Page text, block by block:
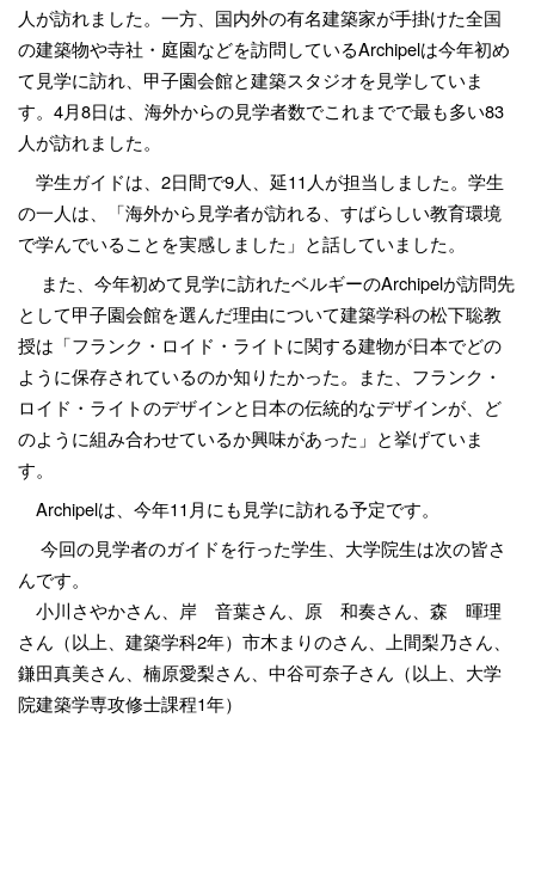
人が訪れました。 一方、国内外の有名建築家が手掛けた全国
の建築物や寺社・庭園などを訪問しているArchipelは今年初め
て見学に訪れ、甲子園会館と建築スタジオを見学していま
す。 4月8日は、海外からの見学者数でこれまでで最も多い83
人が訪れました。
学生ガイドは、 2日間で9人、延11 人が担当しました。学生
の一人は、「海外から見学者が訪れる、すばらしい教育環境
で学んでいることを実感しました」と話していました。
また、今年初めて見学に訪れたベルギーのArchipelが訪問先
として甲子園会館を選んだ理由について建築学科の松下聡教
授は「フランク・ロイド・ライトに関する建物が日本でどの
ように保存されているのか知りたかった。また、フランク・
ロイド・ライトのデザインと日本の伝統的なデザインが、ど
のように組み合わせているか興味があった」と挙げていま
す。
Archipelは、今年11 月にも見学に訪れる予定です。
今回の見学者のガイドを行った学生、大学院生は次の皆さ
んです。
小川さやかさん、岸 音葉さん、原 和奏さん、森 暉理
さん（以上、建築学科2年）市木まりのさん、上間梨乃さん、
鎌田真美さん、楠原愛梨さん、中谷可奈子さん（以上、大学
院建築学専攻修士課程1年）